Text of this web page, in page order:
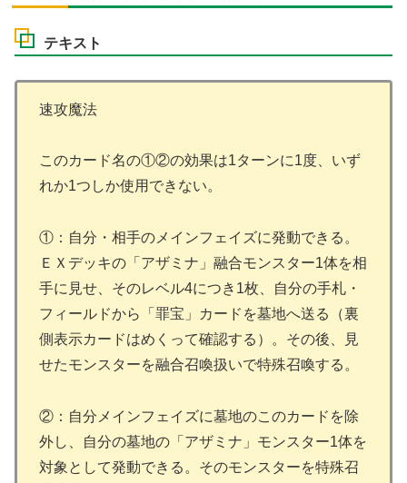
テキスト
速攻魔法
このカード名の①②の効果は1ターンに1度、いず
れか1つしか使用できない。
①：自分・相手のメインフェイズに発動できる。
ＥＸデッキの「アザミナ」融合モンスター1体を相
手に見せ、そのレベル4につき1枚、自分の手札・
フィールドから「罪宝」カードを墓地へ送る（裏
側表示カードはめくって確認する）。その後、見
せたモンスターを融合召喚扱いで特殊召喚する。
②：自分メインフェイズに墓地のこのカードを除
外し、自分の墓地の「アザミナ」モンスター1体を
対象として発動できる。そのモンスターを特殊召